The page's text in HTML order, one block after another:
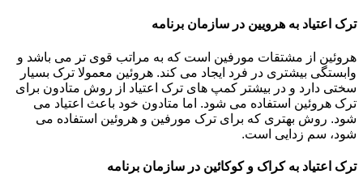
ترک اعتیاد به هرویین در سازمان برنامه
هروئین از مشتقات مورفین است که به مراتب قوی تر می باشد و
وابستگی بیشتری در فرد ایجاد می کند. هروئین معمولا ترک بسیار
سختی دارد و در بیشتر کمپ های ترک اعتیاد از روش متادون برای
ترک هروئین استفاده می شود. اما متادون خود باعث اعتیاد می
شود. روش بهتری که برای ترک مورفین و هروئین استفاده می
شود، سم زدایی است.
ترک اعتیاد به کراک و کوکائین در سازمان برنامه